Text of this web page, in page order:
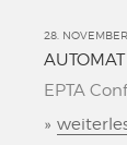
28.
EPTA
»